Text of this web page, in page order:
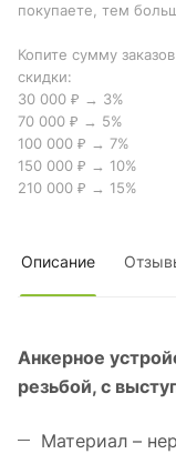
покупаете, тем
Копите сумму
скидки:
30 000 ₽ → 3%
70 000 ₽ → 5%
100 000 ₽ → 7%
150 000 ₽ → 10%
210 000 ₽ → 15%
Описание
Анкерное
резьбой, с
Материал –